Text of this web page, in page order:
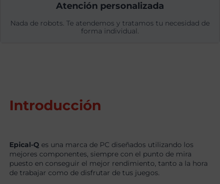
Atención personalizada
Nada de robots. Te atendemos y tratamos tu necesidad de
forma individual.
Introducción
Epical-Q es una marca de PC diseñados utilizando los
mejores componentes, siempre con el punto de mira
puesto en conseguir el mejor rendimiento, tanto a la hora
de trabajar como de disfrutar de tus juegos.